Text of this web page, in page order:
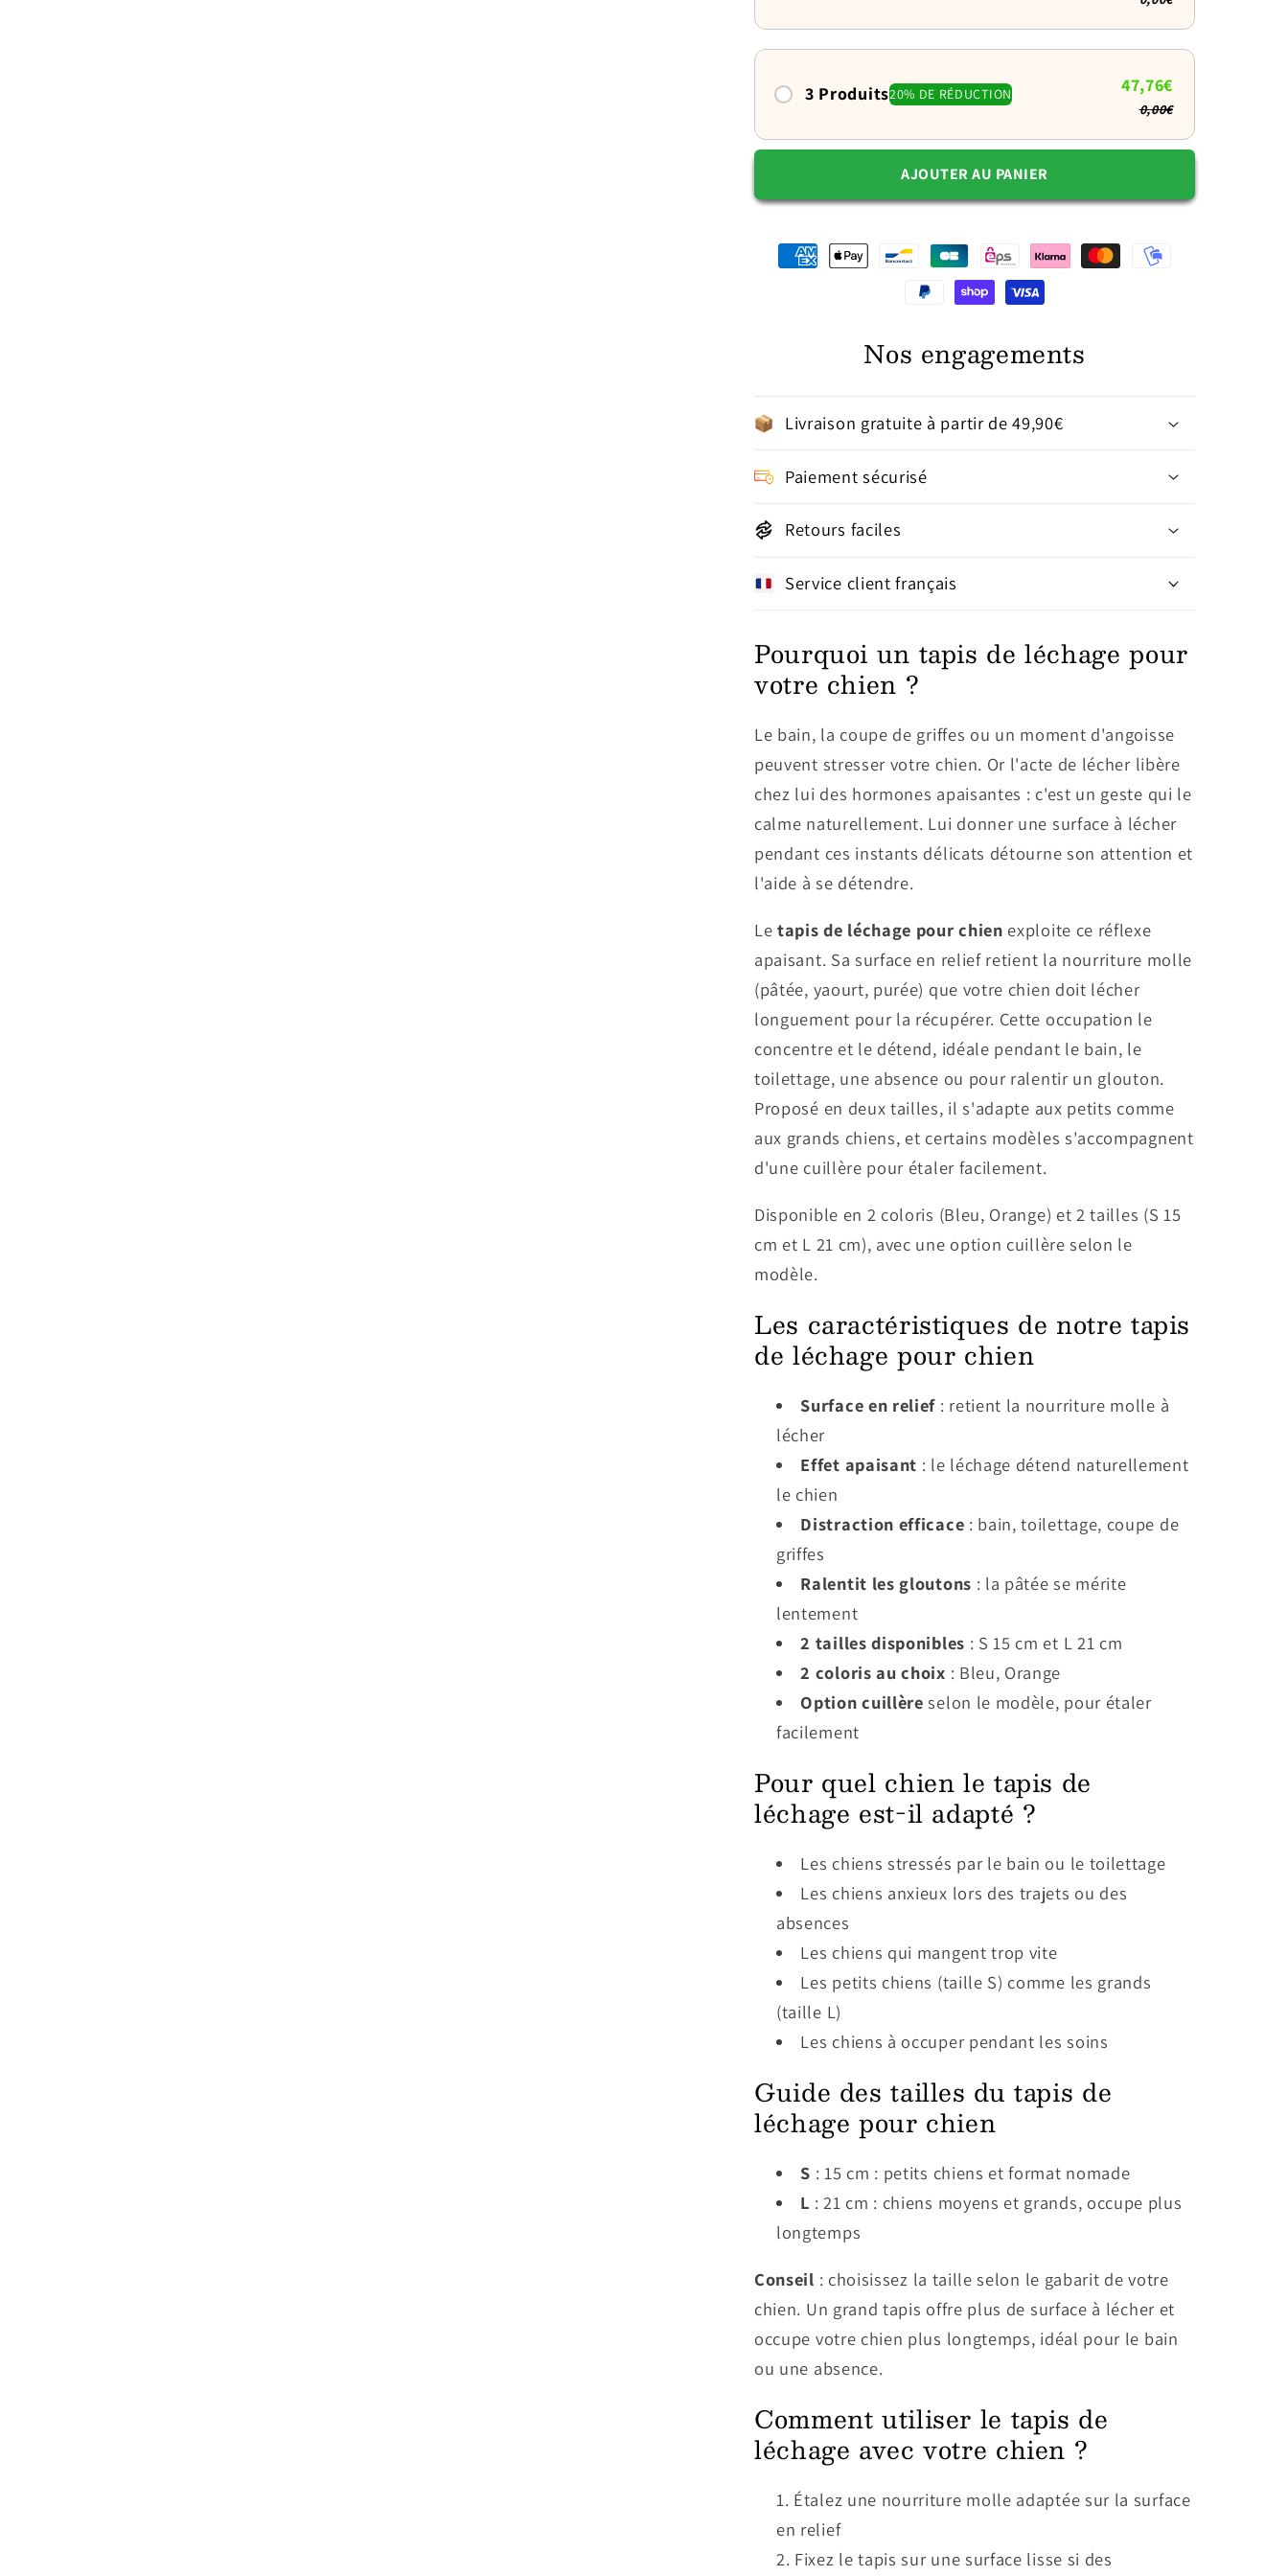
tailles
tailles
3 Produits20% DE RÉDUCTION 47,76€
0,00€
AJOUTER AU PANIER
Nos engagements
Livraison gratuite à partir de 49,90€
Paiement sécurisé
Retours faciles
Service client français
Pourquoi un tapis de léchage pour
votre chien ?
Le bain, la coupe de griffes ou un moment d'angoisse
peuvent stresser votre chien. Or l'acte de lécher libère
chez lui des hormones apaisantes : c'est un geste qui le
calme naturellement. Lui donner une surface à lécher
pendant ces instants délicats détourne son attention et
l'aide à se détendre.
Letapis de léchage pour chien exploite ce réflexe
apaisant. Sa surface en relief retient la nourriture molle
(pâtée, yaourt, purée) que votre chien doit lécher
longuement pour la récupérer. Cette occupation le
concentre et le détend, idéale pendant le bain, le
toilettage, une absence ou pour ralentir un glouton.
Proposé en deux tailles, il s'adapte aux petits comme
aux grands chiens, et certains modèles s'accompagnent
d'une cuillère pour étaler facilement.
Disponible en 2 coloris (Bleu, Orange) et 2 tailles (S 15
cm et L 21 cm), avec une option cuillère selon le
modèle.
Les caractéristiques de notre tapis
de léchage pour chien
Surface en relief : retient la nourriture molle à
lécher
Effet apaisant : le léchage détend naturellement
le chien
Distraction efficace : bain, toilettage, coupe de
griffes
Ralentit les gloutons : la pâtée se mérite
lentement
2 tailles disponibles : S 15 cm et L 21 cm
2 coloris au choix : Bleu, Orange
Option cuillère selon le modèle, pour étaler
facilement
Pour quel chien le tapis de
léchage est-il adapté ?
Les chiens stressés par le bain ou le toilettage
Les chiens anxieux lors des trajets ou des
absences
Les chiens qui mangent trop vite
Les petits chiens (taille S) comme les grands
(taille L)
Les chiens à occuper pendant les soins
Guide des tailles du tapis de
léchage pour chien
S : 15 cm : petits chiens et format nomade
L : 21 cm : chiens moyens et grands, occupe plus
longtemps
Conseil : choisissez la taille selon le gabarit de votre
chien. Un grand tapis offre plus de surface à lécher et
occupe votre chien plus longtemps, idéal pour le bain
ou une absence.
Comment utiliser le tapis de
léchage avec votre chien ?
Étalez une nourriture molle adaptée sur la surface
en relief
Fixez le tapis sur une surface lisse si des